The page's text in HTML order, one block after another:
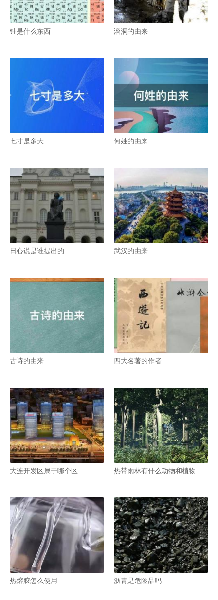
铀是什么东西 溶洞的由来
七寸是多大 何姓的由来
日心说是谁提出的 武汉的由来
古诗的由来 四大名著的作者
大连开发区属于哪个区 热带雨林有什么动物和植物
热熔胶怎么使用 沥青是危险品吗